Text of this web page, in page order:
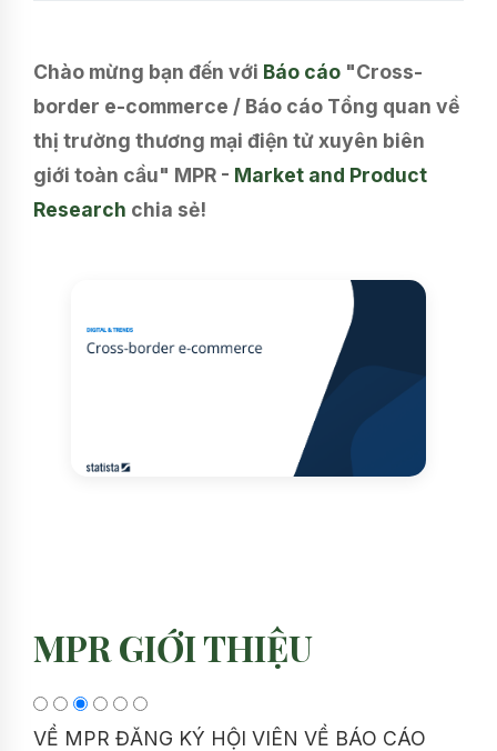
Chào mừng bạn đến với Báo cáo "Cross-
border e-commerce / Báo cáo Tổng quan về
thị trường thương mại điện tử xuyên biên
giới toàn cầu" MPR - Market and Product
Research chia sẻ!
MPR GIỚI THIỆU
VỀ MPR ĐĂNG KÝ HỘI VIÊN VỀ BÁO CÁO